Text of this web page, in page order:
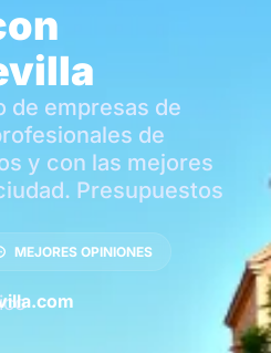
de empresas de
de
y con las mejores
Presupuestos
MEJORES OPINIONES